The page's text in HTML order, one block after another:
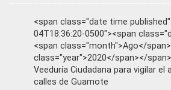
<span class="date time
04T18:36:20-0500"><span
<span class="month">Ago</
class="year">2020</span></span>
Veeduría Ciudadana para vigilar el
calles de Guamote